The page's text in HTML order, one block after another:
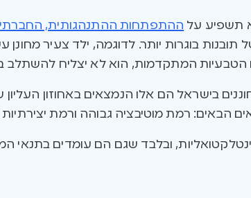
תשפיע על ההתפתחות ההתנהגותית,
בוגרות יותר. לדוגמה, ילד צעיר מחונן
הטבעיות המתקדמות, הוא לא יצליח להשתלב
בישראל הם אלו הנמצאים באחוזון העליון
הבאים: רמת מוטיבציה גבוהה ורמת יצירתיות